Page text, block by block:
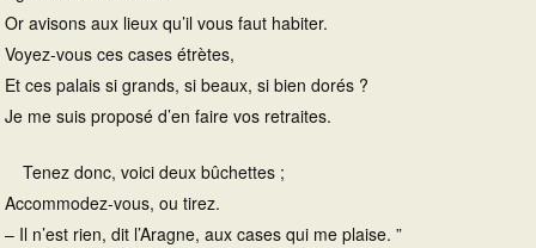
Or avisons aux lieux qu’il vous faut habiter.
Voyez-vous ces cases étrètes,
Et ces palais si grands, si beaux, si bien dorés ?
Je me suis proposé d’en faire vos retraites.
Tenez donc, voici deux bûchettes ;
Accommodez-vous, ou tirez.
– Il n’est rien, dit l’Aragne, aux cases qui me plaise. ”